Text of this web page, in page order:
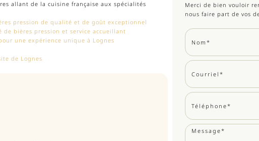
allant de la cuisine française aux spécialités
pression de qualité et de goût exceptionnel
de bières pression et service accueillant
une expérience unique à Lognes
de Lognes
Merci de bien vouloir
nous faire part de vos